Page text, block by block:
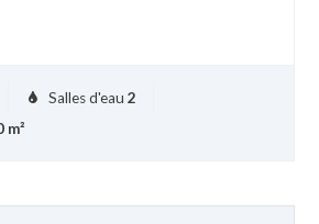
Salles d'eau 2
m²